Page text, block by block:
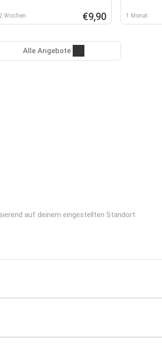
2 Wochen €9,90 1 Monat
Alle Angebote
auf deinem eingestellten Standort: